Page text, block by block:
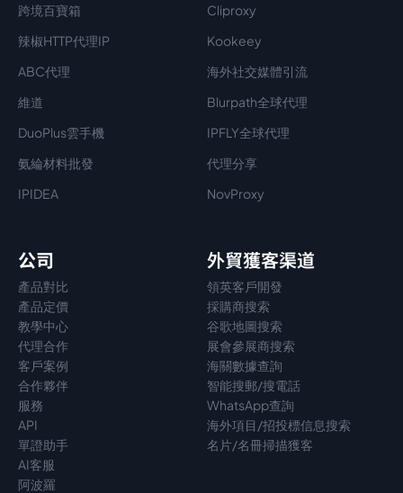
跨境百寶箱
Cliproxy
辣椒HTTP代理IP
Kookeey
ABC代理
海外社交媒體引流
維道
Blurpath全球代理
DuoPlus雲手機
IPFLY全球代理
氨綸材料批發
代理分享
IPIDEA
NovProxy
公司
產品對比
產品定價
教學中心
代理合作
客戶案例
合作夥伴
服務
API
單證助手
AI客服
阿波羅
外貿獲客渠道
領英客戶開發
採購商搜索
谷歌地圖搜索
展會參展商搜索
海關數據查詢
智能搜郵/搜電話
WhatsApp查詢
海外項目/招投標信息搜索
名片/名冊掃描獲客